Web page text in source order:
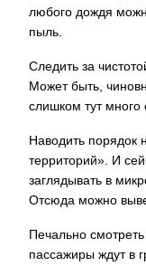
любого дождя
пыль.
Следить за
Может быть,
слишком тут много
Наводить порядок
территорий». И
заглядывать в
Отсюда можно
Печально
пассажиры ждут в